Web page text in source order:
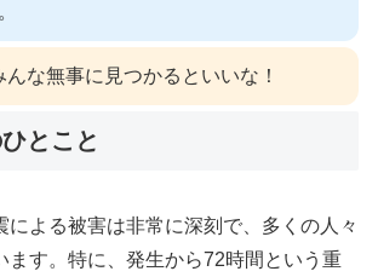
んな無事に見つかるといいな！
とこと
による被害は非常に深刻で、多くの人々
ます。特に、発生から72時間という重